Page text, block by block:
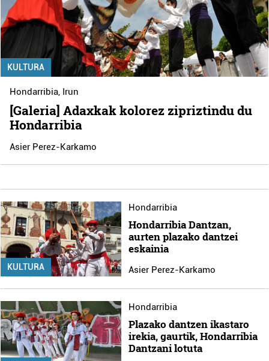
KULTURA
Hondarribia, Irun
[Galeria] Adaxkak kolorez zipriztindu du
Hondarribia
Asier Perez-Karkamo
KULTURA
Hondarribia
Hondarribia Dantzan,
aurten plazako dantzei
eskainia
Asier Perez-Karkamo
Hondarribia
Plazako dantzen ikastaro
irekia, gaurtik, Hondarribia
Dantzani lotuta